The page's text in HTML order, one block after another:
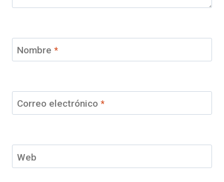
Nombre *
Correo electrónico *
Web